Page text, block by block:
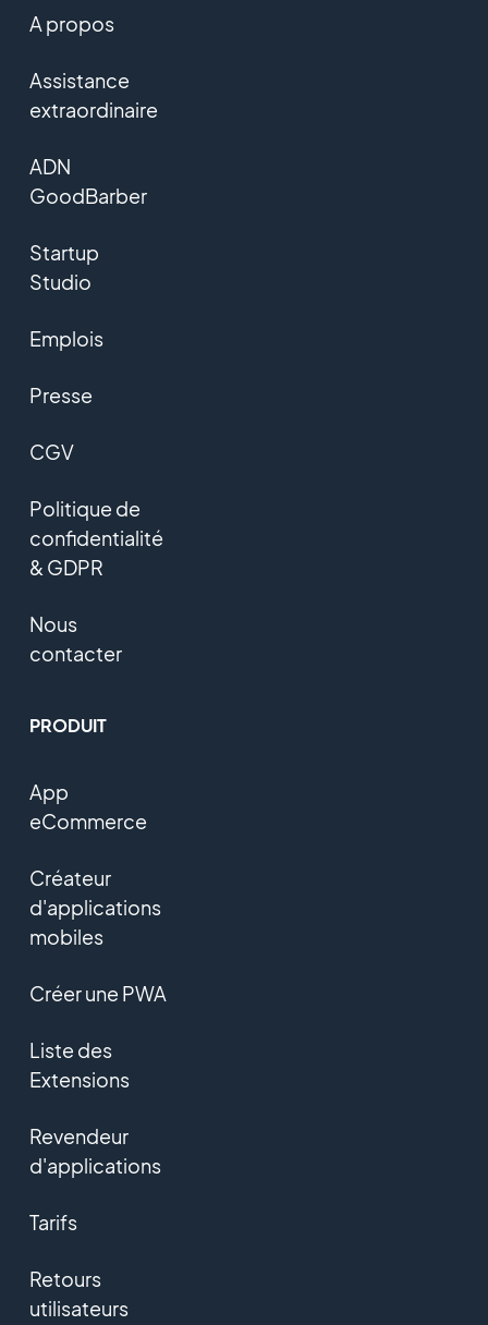
A propos
Assistance
extraordinaire
ADN
GoodBarber
Startup
Studio
Emplois
Presse
CGV
Politique de
confidentialité
& GDPR
Nous
contacter
PRODUIT
App
eCommerce
Créateur
d'applications
mobiles
Créer une PWA
Liste des
Extensions
Revendeur
d'applications
Tarifs
Retours
utilisateurs